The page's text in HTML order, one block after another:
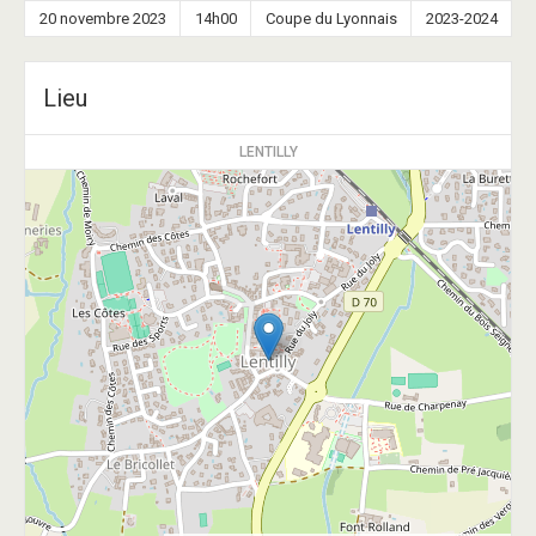
20 novembre 2023 14h00 Coupe du Lyonnais 2023-2024
Lieu
LENTILLY